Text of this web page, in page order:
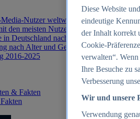
Nutzer weltweit 2012-2025
den meisten Nutzern weltweit 2025
in Deutschland nach Generationen 2025
nach Alter und Geschlecht in
2016-2025
& Fakten
Diese Website
eindeutige
der Inhalt korrekt
Cookie-
verwalten“.
Ihre Besuche zu
Verbesserung
Wir und unsere
Verwendung